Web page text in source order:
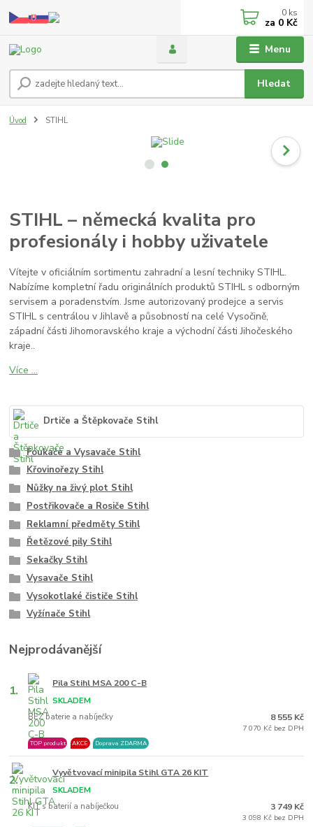
Menu
Hledat
0 ks
za 0 Kč
Úvod STIHL
STIHL – německá kvalita pro
profesionály i hobby uživatele
Vítejte v oficiálním sortimentu zahradní a lesní techniky STIHL.
Nabízíme kompletní řadu originálních produktů STIHL s odborným
servisem a poradenstvím. Jsme autorizovaný prodejce a servis
STIHL s centrálou v Jihlavě a působností na celé Vysočině,
západní části Jihomoravského kraje a východní části Jihočeského
kraje..
Více ...
Drtiče a Štěpkovače Stihl
Foukače a Vysavače Stihl
Křovinořezy Stihl
Nůžky na živý plot Stihl
Postřikovače a Rosiče Stihl
Reklamní předměty Stihl
Řetězové pily Stihl
Sekačky Stihl
Vysavače Stihl
Vysokotlaké čističe Stihl
Vyžínače Stihl
Nejprodávanější
1. Pila Stihl MSA 200 C-B
BEZ baterie a nabíječky
SKLADEM
TOP produkt AKCE Doprava ZDARMA
8 555 Kč
7 070 Kč bez DPH
2. Vyvětvovací minipila Stihl GTA 26 KIT
KIT s baterií a nabíječkou
SKLADEM
3 749 Kč
3 098 Kč bez DPH